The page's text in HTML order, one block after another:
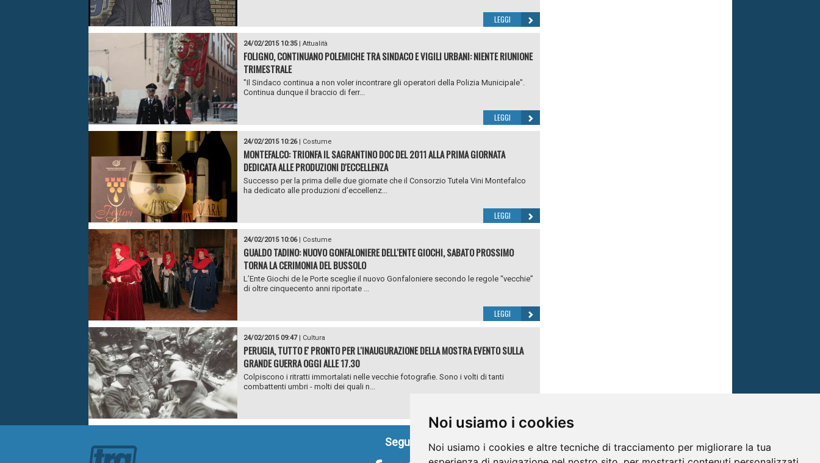
Noi usiamo i cookies
Noi usiamo i cookies e altre tecniche di tracciamento per migliorare la tua
LEGGI
24/02/2015 10:35| Attualità
FOLIGNO, CONTINUANO POLEMICHE TRA SINDACO E VIGILI URBANI: NIENTE RIUNIONE
TRIMESTRALE
"Il Sindaco continua a non voler incontrare gli operatori della Polizia Municipale".
Continua dunque il braccio di ferr...
LEGGI
24/02/2015 10:26| Costume
MONTEFALCO: TRIONFA IL SAGRANTINO DOC DEL 2011 ALLA PRIMA GIORNATA
DEDICATA ALLE PRODUZIONI D'ECCELLENZA
Successo per la prima delle due giornate che il Consorzio Tutela Vini Montefalco
ha dedicato alle produzioni d’eccellenz...
LEGGI
24/02/2015 10:06| Costume
GUALDO TADINO: NUOVO GONFALONIERE DELL'ENTE GIOCHI, SABATO PROSSIMO
TORNA LA CERIMONIA DEL BUSSOLO
L’Ente Giochi de le Porte sceglie il nuovo Gonfaloniere secondo le regole “vecchie”
di oltre cinquecento anni riportate ...
LEGGI
24/02/2015 09:47| Cultura
PERUGIA, TUTTO E' PRONTO PER L'INAUGURAZIONE DELLA MOSTRA EVENTO SULLA
GRANDE GUERRA OGGI ALLE 17.30
Colpiscono i ritratti immortalati nelle vecchie fotografie. Sono i volti di tanti
combattenti umbri - molti dei quali n...
Seguici su